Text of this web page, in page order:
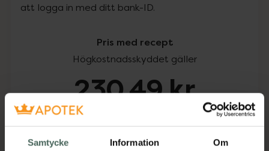
Samtycke Information Om
att logga in med ditt bank-ID.
Pris med recept
Högkostnadsskyddet gäller
230,49 kr
Köp via ditt recept